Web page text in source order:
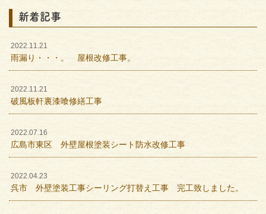
新着記事
2022.11.21
雨漏り・・・。 屋根改修工事。
2022.11.21
破風板軒裏漆喰修繕工事
2022.07.16
広島市東区 外壁屋根塗装シート防水改修工事
2022.04.23
呉市 外壁塗装工事シーリング打替え工事 完工致しました。